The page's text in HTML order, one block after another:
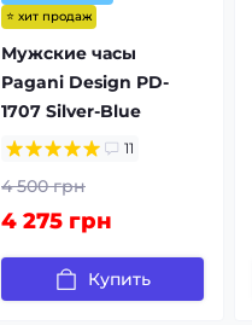
⭐ хит продаж
Мужские часы
Pagani Design PD-
1707 Silver-Blue
11
4 500 грн
4 275 грн
Купить